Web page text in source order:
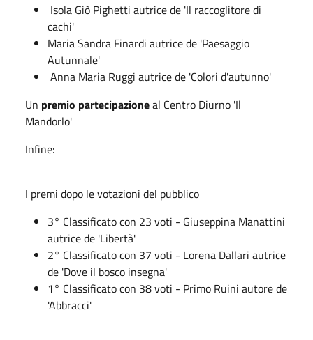
Isola Giò Pighetti autrice de 'Il raccoglitore di
cachi'
Maria Sandra Finardi autrice de 'Paesaggio
Autunnale'
Anna Maria Ruggi autrice de 'Colori d'autunno'
Un premio partecipazioneal Centro Diurno 'Il
Mandorlo'
Infine:
I premi dopo le votazioni del pubblico
3° Classificato con 23 voti - Giuseppina Manattini
autrice de 'Libertà'
2° Classificato con 37 voti - Lorena Dallari autrice
de 'Dove il bosco insegna'
1° Classificato con 38 voti - Primo Ruini autore de
'Abbracci'